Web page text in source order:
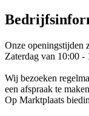
Onze openingstijden
Zaterdag van 10:00 -
Wij bezoeken
een afspraak te
Op Marktplaats